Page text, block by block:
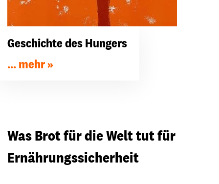
Geschichte des Hungers
... mehr
Was Brot für die Welt tut für
Ernährungssicherheit